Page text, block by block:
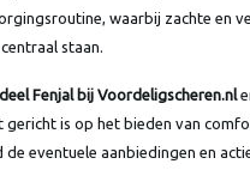
waarbij zachte en
staan.
Fenjal bij Voordeligscheren.nl
gericht is op het bieden van
eventuele aanbiedingen en